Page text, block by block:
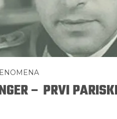
– PRVI